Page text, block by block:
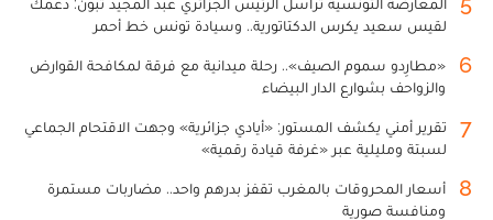
لقيس سعيد يكرس الدكتاتورية.. وسيادة تونس خط أحمر
6
«مطارِدو سموم الصيف».. رحلة ميدانية مع فرقة لمكافحة القوارض
والزواحف بشوارع الدار البيضاء
7
تقرير أمني يكشف المستور: «أيادي جزائرية» وجهت الاقتحام الجماعي
لسبتة ومليلية عبر «غرفة قيادة رقمية»
8
أسعار المحروقات بالمغرب تقفز بدرهم واحد.. مضاربات مستمرة
ومنافسة صورية